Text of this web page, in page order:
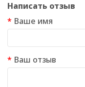
Написать отзыв
Ваше имя
Ваш отзыв